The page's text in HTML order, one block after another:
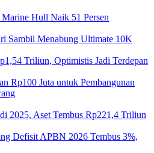
Hull Naik 51 Persen
Sambil Menabung Ultimate 10K
Triliun, Optimistis Jadi Terdepan
Rp100 Juta untuk Pembangunan
2025, Aset Tembus Rp221,4 Triliun
Defisit APBN 2026 Tembus 3%,